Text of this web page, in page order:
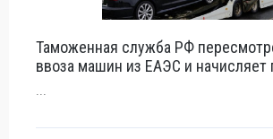
Таможенная служба РФ
ввоза машин из ЕАЭС и начисляет
...